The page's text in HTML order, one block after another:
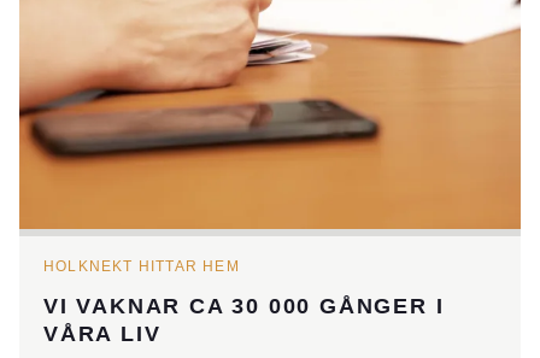
HOLKNEKT HITTAR HEM
VI VAKNAR CA 30 000 GÅNGER I
VÅRA LIV